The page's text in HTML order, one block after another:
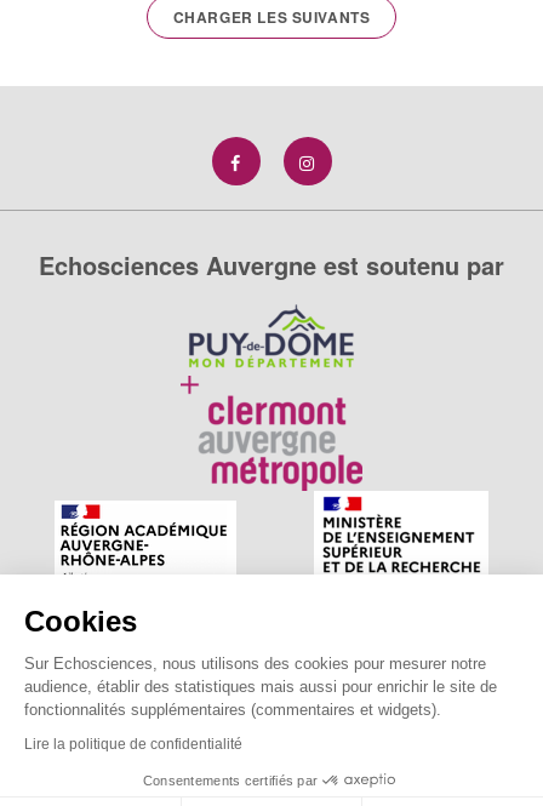
Cookies
Sur Echosciences, nous utilisons des cookies pour mesurer notre
audience, établir des statistiques mais aussi pour enrichir le site de
fonctionnalités supplémentaires (commentaires et widgets).
Lire la politique de confidentialité
Consentements certifiés par
CHARGER LES SUIVANTS
Echosciences Auvergne est soutenu par
Echosciences Auvergne est le réseau social des amateurs
de sciences et de technologies du territoire. Propulsé par
astu'sciences.
Mentions légales|Politique de confidentialité